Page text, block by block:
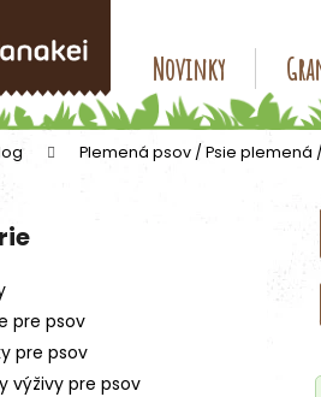
Novinky
Plemená psov / Psie plemená
pre psov
pre psov
výživy pre psov